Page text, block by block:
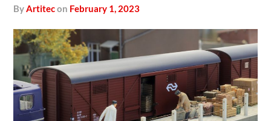
byArtitecon February 1, 2023